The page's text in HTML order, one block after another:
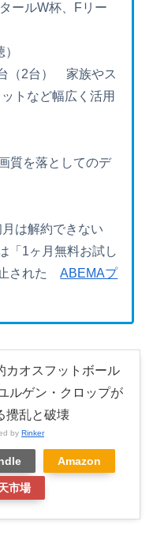
タールW杯、Fリー
（2台） 家族やス
トなど幅広く活用
質を落としてのデ
は解約できない
「1ヶ月無料お試し
止されたABEMAプ
カオスフットボール
ルゲン・クロップが
攪乱と破壊
by Rinker
Amazon
市場